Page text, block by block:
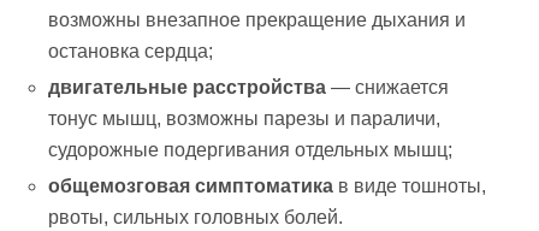
возможны внезапное прекращение дыхания и
остановка сердца;
двигательные расстройства — снижается
тонус мышц, возможны парезы и параличи,
судорожные подергивания отдельных мышц;
общемозговая симптоматика в виде тошноты,
рвоты, сильных головных болей.